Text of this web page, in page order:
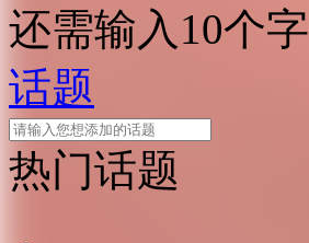
还需输入10个字
话题
热门话题